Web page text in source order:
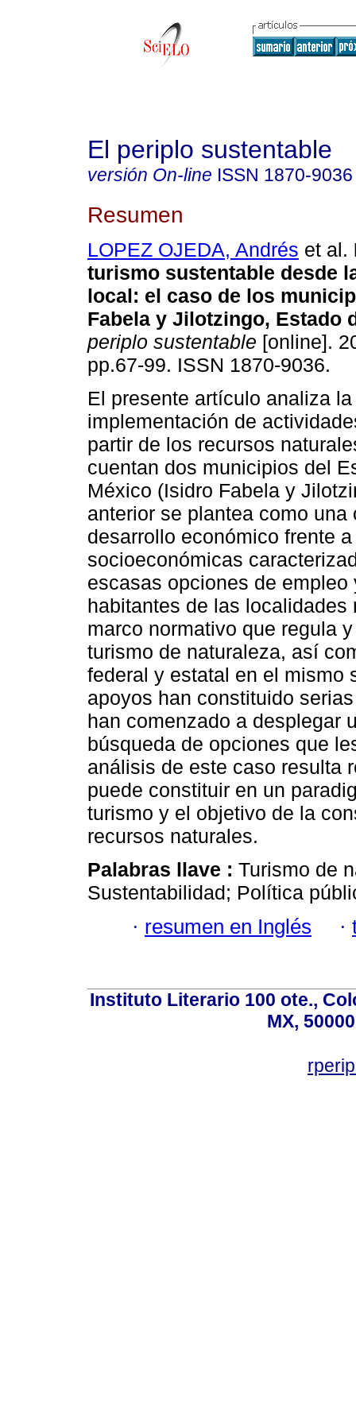
El periplo sustentable
versión On-line ISSN 1870-9036
Resumen
LOPEZ OJEDA, Andrés et al.
turismo sustentable desde
local: el caso de los
Fabela y Jilotzingo, Estado
periplo sustentable [online].
pp.67-99. ISSN 1870-9036.
El presente artículo analiza la
implementación de
partir de los recursos
cuentan dos municipios del
México (Isidro Fabela y
anterior se plantea como una
desarrollo económico frente
socioeconómicas
escasas opciones de
habitantes de las
marco normativo que regula
turismo de naturaleza, así
federal y estatal en el mismo
apoyos han constituido
han comenzado a desplegar
búsqueda de opciones que
análisis de este caso resulta
puede constituir en un
turismo y el objetivo de la
recursos naturales.
Palabras llave : Turismo de
Sustentabilidad; Política
· resumen en Inglés ·
Instituto Literario 100 ote.,
MX,